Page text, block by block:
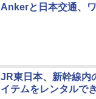
Ankerと日本交通、
JR東日本、新幹線内
イテムをレンタルで